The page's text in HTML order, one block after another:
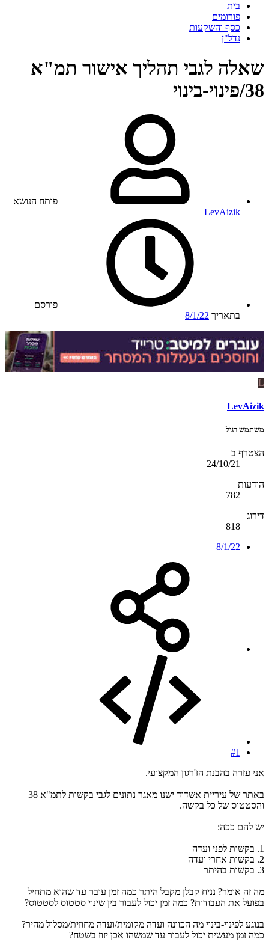
בית
פורומים
כסף והשקעות
נדל"ן
שאלה לגבי תהליך אישור תמ"א
38/פינוי-בינוי
פותח הנושא
LevAizik
פורסם
בתאריך 8/1/22
L
LevAizik
משתמש רגיל
הצטרף ב
24/10/21
הודעות
782
דירוג
818
8/1/22
#1
אני עזרה בהבנת הז'רגון המקצועי.
באתר של עיריית אשדוד ישנו מאגר נתונים לגבי בקשות לתמ"א 38
והסטטוס של כל בקשה.
יש להם ככה:
1. בקשות לפני ועדה
2. בקשות אחרי ועדה
3. בקשות בהיתר
מה זה אומר? נניח קבלן מקבל היתר כמה זמן עובר עד שהוא מתחיל
בפועל את העבודות? כמה זמן יכול לעבור בין שינוי סטטוס לסטטוס?
בנוגע לפינוי-בינוי מה הכוונה ועדה מקומית/ועדה מחוזית/מסלול מהיר?
כמה זמן מעשית יכול לעבור עד שמשהו אכן יזוז בשטח?